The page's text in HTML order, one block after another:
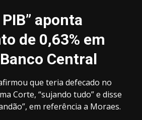
aponta
de 0,63% em
Central
que teria defecado no
Corte, “sujando tudo” e disse
em referência a Moraes.